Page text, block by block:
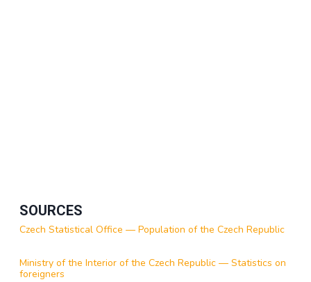
SOURCES
Czech Statistical Office — Population of the Czech Republic
Ministry of the Interior of the Czech Republic — Statistics on
foreigners